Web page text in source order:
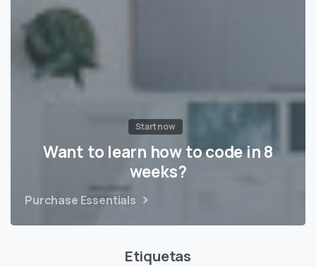
Start now
Want to learn how to code in 8
weeks?
Purchase Essentials
Etiquetas